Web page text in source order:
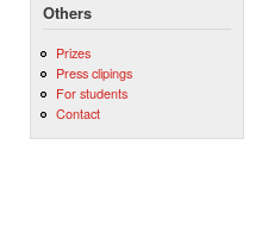
Others
Prizes
Press clipings
For students
Contact